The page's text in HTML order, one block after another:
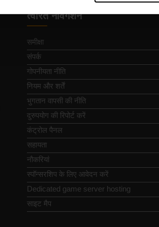
त्वरित नेविगेशन
समीक्षा
संपर्क
गोपनीयता नीति
नियम और शर्तें
भुगतान वापसी की नीति
दुरुपयोग की रिपोर्ट करें
कंट्रोल पैनल
सहायता
नौकरियां
स्पॉन्सरशिप के लिए आवेदन करें
Dedicated game server hosting
साइट मैप